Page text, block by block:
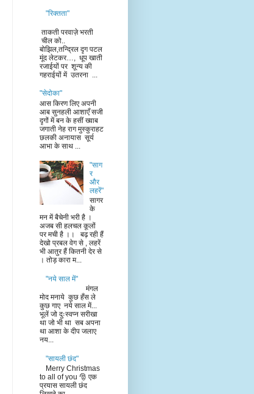
"रिक्तता"
ताकती परवाज़े भरती
चील को..
बोझिल,तन्द्रिल दृग पटल
मूंद लेटकर…, धूप खाती
रजाईयों पर शून्य की
गहराईयों में उतरना ...
"सेदोका"
आस किरण लिए अपनी
आब सुनहली आशाएँ सजी
दृगों में बन के हसीं ख्वाब
जगाती नेह राग मुस्कुराहट
छलकी अनायास सूर्य
आभा के साथ ...
"साग
र
और
लहरें"
सागर
के
मन में बैचेनी भरी है ।
अजब सी हलचल कूलों
पर मची है ।। बढ़ रही हैं
देखो प्रबल वेग से , लहरें
भी आतुर हैं कितनी देर से
। तोड़ कारा म...
"नये साल में"
मंगल
मोद मनाये कुछ हँस ले
कुछ गाए नये साल में...
भूलें जो दुःस्वप्न सरीखा
था जो भी था सब अपना
था आशा के दीप जलाए
नय...
"सायली छंद"
Merry Christmas
to all of you 🎅 एक
प्रयास सायली छंद